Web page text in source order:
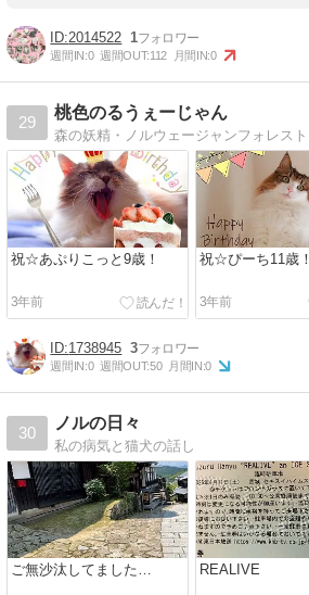
2014522 1
週間IN:0 週間OUT:112 月間IN:0
29
桃色のるうぇーじゃん
祝☆あぷりこっと9歳！
3年前
祝☆ぴーち11歳！
3年前
1738945 3
週間IN:0 週間OUT:50 月間IN:0
30
ノルの日々
私の病気と猫犬の話し
ご無沙汰してました… REALIVE